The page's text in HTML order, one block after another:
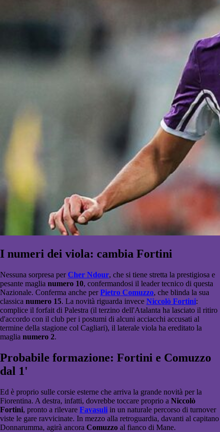
I numeri dei viola: cambia Fortini
Nessuna sorpresa per Cher Ndour, che si tiene stretta la prestigiosa e
pesante maglia numero 10, confermandosi il leader tecnico di questa
Nazionale. Conferma anche perPietro Comuzzo, che blinda la sua
classica numero 15. La novità riguarda invece Niccolò Fortini:
complice il forfait di Palestra (il terzino dell'Atalanta ha lasciato il ritiro
d'accordo con il club per i postumi di alcuni acciacchi accusati al
termine della stagione col Cagliari), il laterale viola ha ereditato la
maglia numero 2.
Probabile formazione: Fortini e Comuzzo
dal 1'
Ed è proprio sulle corsie esterne che arriva la grande novità per la
Fiorentina. A destra, infatti, dovrebbe toccare proprio a Niccolò
Fortini, pronto a rilevare Favasuli in un naturale percorso di turnover
viste le gare ravvicinate. In mezzo alla retroguardia, davanti al capitano
Donnarumma, agirà ancora Comuzzo al fianco di Mane.